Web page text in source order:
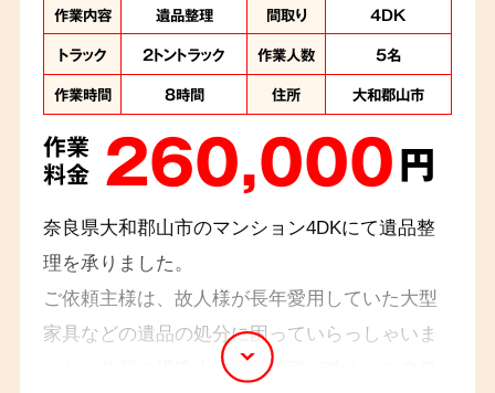
作業内容 遺品整理 間取り
4DK
トラック
2トントラック 作業人数
5名
作業時間
8時間 住所 大和郡山市
作業
料金 260,000円
奈良県大和郡山市のマンション4DKにて遺品整
理を承りました。
ご依頼主様は、故人様が長年愛用していた大型
家具などの遺品の処分に困っていらっしゃいま
した。住居の構造上、搬出経路が狭く、ご自身